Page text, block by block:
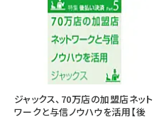
ジャックス、70万店の加盟店ネット
ワークと与信ノウハウを活用【後